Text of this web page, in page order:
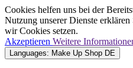
Cookies helfen uns bei der
Nutzung unserer Dienste
wir Cookies setzen.
Akzeptieren Weitere
Languages: Make Up Shop DE